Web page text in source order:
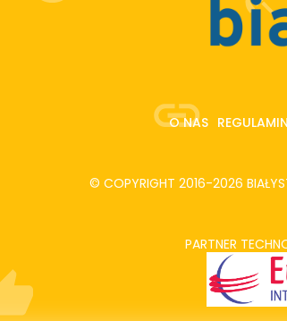
O NAS REGULAMIN
© COPYRIGHT 2016-2026
PARTNER